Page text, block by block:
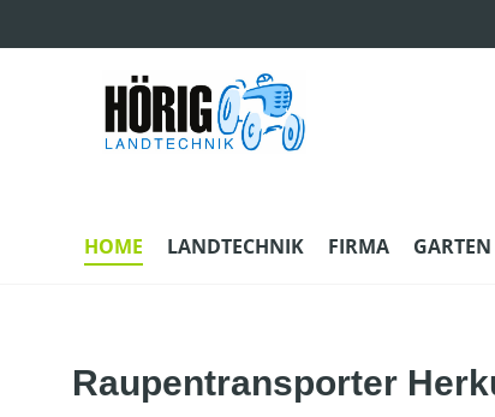
HOME LANDTECHNIK FIRMA GARTEN
Raupentransporter